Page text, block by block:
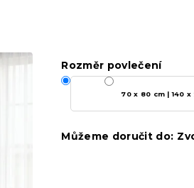
Rozměr povlečení
70 x 80 cm | 140 x
Můžeme doručit do: